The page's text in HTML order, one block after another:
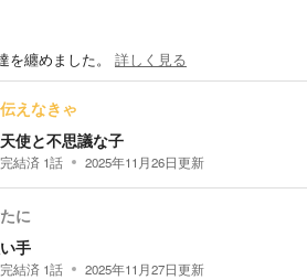
纏めました。 詳しく見る
えなきゃ
使と不思議な子
完結済 1話 2025年11月26日更新
に
手
完結済 1話 2025年11月27日更新